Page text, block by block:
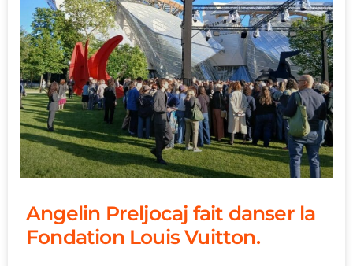
Angelin Preljocaj fait danser la
Fondation Louis Vuitton.